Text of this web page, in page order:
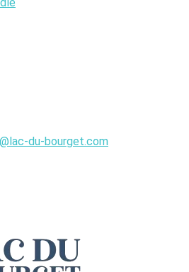
du-bourget.com